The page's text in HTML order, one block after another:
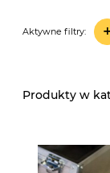
Aktywne filtry: